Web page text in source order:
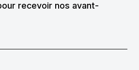
recevoir nos avant-